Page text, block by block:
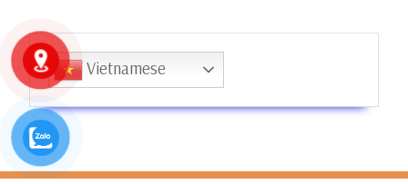
Vietnamese